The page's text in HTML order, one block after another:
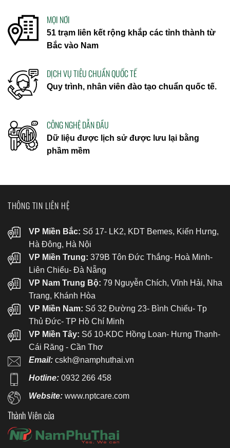
MỌI NƠI
51 trạm liên kết rộng khắp các tỉnh thành từ
Bắc vào Nam
DỊCH VỤ TIÊU CHUẨN QUỐC TẾ
Quy trình, nhân viên đào tạo chuẩn quốc tế.
CÔNG NGHỆ DẪN ĐẦU
Dữ liệu được lịch sử được lưu lại bằng
phầm mềm
THÔNG TIN LIÊN HỆ
VP Miền Bắc: Số 17- LK2, KDT Bemes, Kiến Hưng,
Hà Đông, Hà Nội
VP Miền Trung: 379B Tôn Đức Thắng- Hoà Minh-
Liên Chiểu- Đà Nẵng
VP Nam Trung Bộ: 79 Nguyễn Chích, Vĩnh Hải, Nha
Trang, Khánh Hòa
VP Miền Nam: Số 32 Đường 23- Bình Chiểu- Tp
Thủ Đức- TP Hồ Chí Minh
VP Miền Tây: Số 10-KDC Hồng Loan- Hưng Thạnh-
Cái Răng - Cần Thơ
Email: cskh@namphuthai.vn
Hotline: 0932 266 458
Website:www.nptcare.com
Thành Viên của